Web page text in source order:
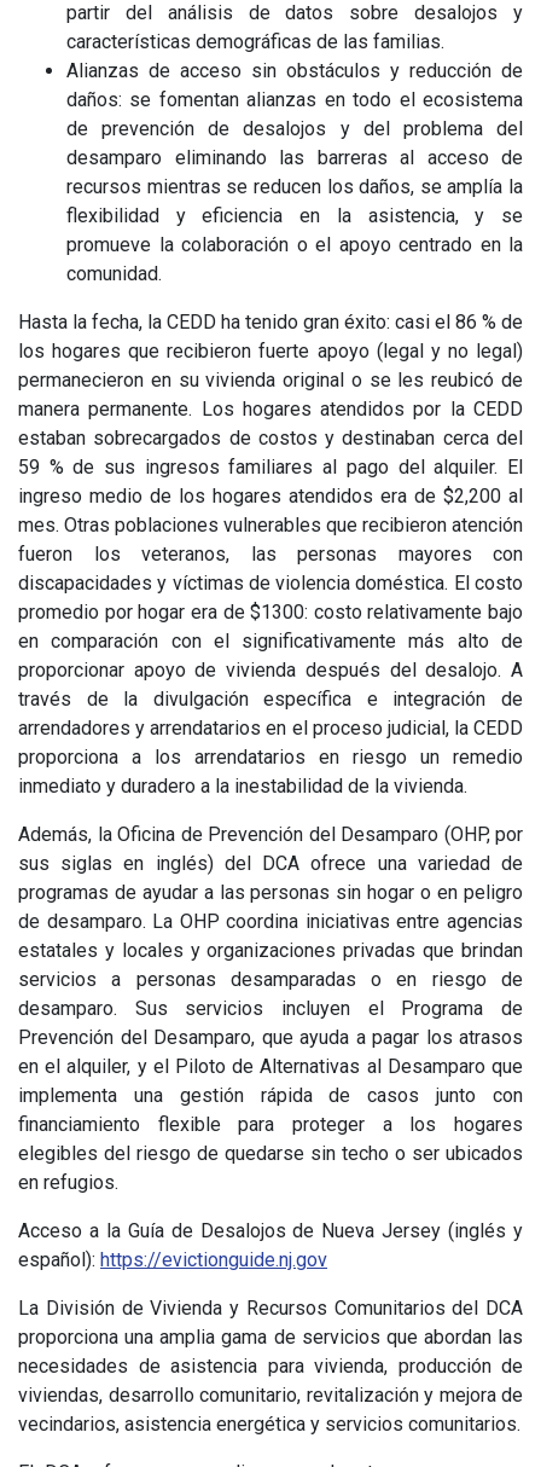
partir del análisis de datos sobre desalojos y
características demográficas de las familias.
Alianzas de acceso sin obstáculos y reducción de
daños: se fomentan alianzas en todo el ecosistema
de prevención de desalojos y del problema del
desamparo eliminando las barreras al acceso de
recursos mientras se reducen los daños, se amplía la
flexibilidad y eficiencia en la asistencia, y se
promueve la colaboración o el apoyo centrado en la
comunidad.
Hasta la fecha, la CEDD ha tenido gran éxito: casi el 86 % de
los hogares que recibieron fuerte apoyo (legal y no legal)
permanecieron en su vivienda original o se les reubicó de
manera permanente. Los hogares atendidos por la CEDD
estaban sobrecargados de costos y destinaban cerca del
59 % de sus ingresos familiares al pago del alquiler. El
ingreso medio de los hogares atendidos era de $2,200 al
mes. Otras poblaciones vulnerables que recibieron atención
fueron los veteranos, las personas mayores con
discapacidades y víctimas de violencia doméstica. El costo
promedio por hogar era de $1300: costo relativamente bajo
en comparación con el significativamente más alto de
proporcionar apoyo de vivienda después del desalojo. A
través de la divulgación específica e integración de
arrendadores y arrendatarios en el proceso judicial, la CEDD
proporciona a los arrendatarios en riesgo un remedio
inmediato y duradero a la inestabilidad de la vivienda.
Además, la Oficina de Prevención del Desamparo (OHP, por
sus siglas en inglés) del DCA ofrece una variedad de
programas de ayudar a las personas sin hogar o en peligro
de desamparo. La OHP coordina iniciativas entre agencias
estatales y locales y organizaciones privadas que brindan
servicios a personas desamparadas o en riesgo de
desamparo. Sus servicios incluyen el Programa de
Prevención del Desamparo, que ayuda a pagar los atrasos
en el alquiler, y el Piloto de Alternativas al Desamparo que
implementa una gestión rápida de casos junto con
financiamiento flexible para proteger a los hogares
elegibles del riesgo de quedarse sin techo o ser ubicados
en refugios.
Acceso a la Guía de Desalojos de Nueva Jersey (inglés y
español): https://evictionguide.nj.gov
La División de Vivienda y Recursos Comunitarios del DCA
proporciona una amplia gama de servicios que abordan las
necesidades de asistencia para vivienda, producción de
viviendas, desarrollo comunitario, revitalización y mejora de
vecindarios, asistencia energética y servicios comunitarios.